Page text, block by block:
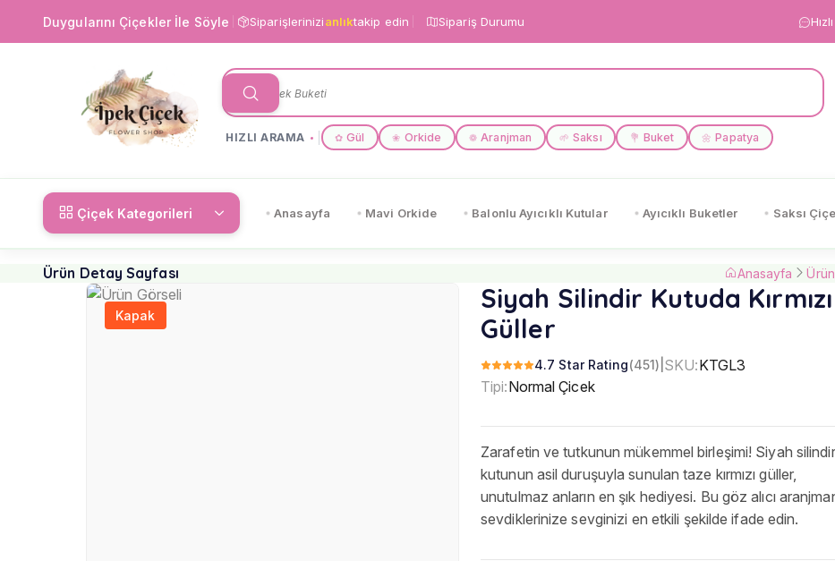
Duygularını Çiçekler İle Söyle Siparişlerinizianlıktakip edin Sipariş Durumu
HIZLI ARAMA ✿ Gül ❀ Orkide ❁ Aranjman 🌱 Saksı 💐 Buket 🌼 Papatya
Çiçek Kategorileri Anasayfa Mavi Orkide Balonlu Ayıcıklı Kutular Ayıcıklı Buketler Saksı
Ürün Detay Sayfası Anasayfa
Kapak
Siyah Silindir Kutuda Kırmızı
Güller
4.7 Star Rating(451) SKU:KTGL3
Tipi:Normal Çicek
Zarafetin ve tutkunun mükemmel birleşimi! Siyah silindir
kutunun asil duruşuyla sunulan taze kırmızı güller,
unutulmaz anların en şık hediyesi. Bu göz alıcı
sevdiklerinize sevginizi en etkili şekilde ifade edin.